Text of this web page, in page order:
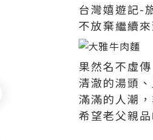
台灣嬉遊記-
不放棄繼續
果然名不虛
清澈的湯頭
滿滿的人潮
希望老父親